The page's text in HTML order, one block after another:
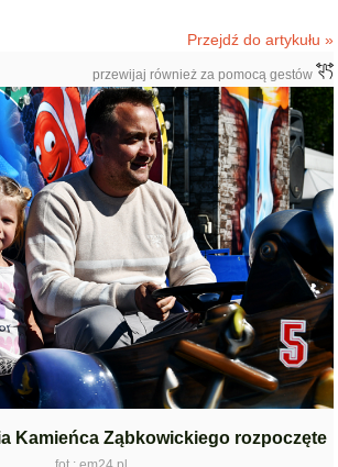
Przejdź do artykułu »
przewijaj również za pomocą gestów
Kamieńca Ząbkowickiego rozpoczęte